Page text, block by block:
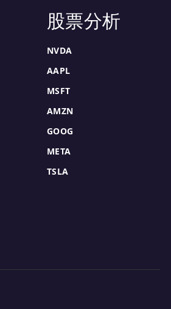
股票分析
NVDA
AAPL
MSFT
AMZN
GOOG
META
TSLA